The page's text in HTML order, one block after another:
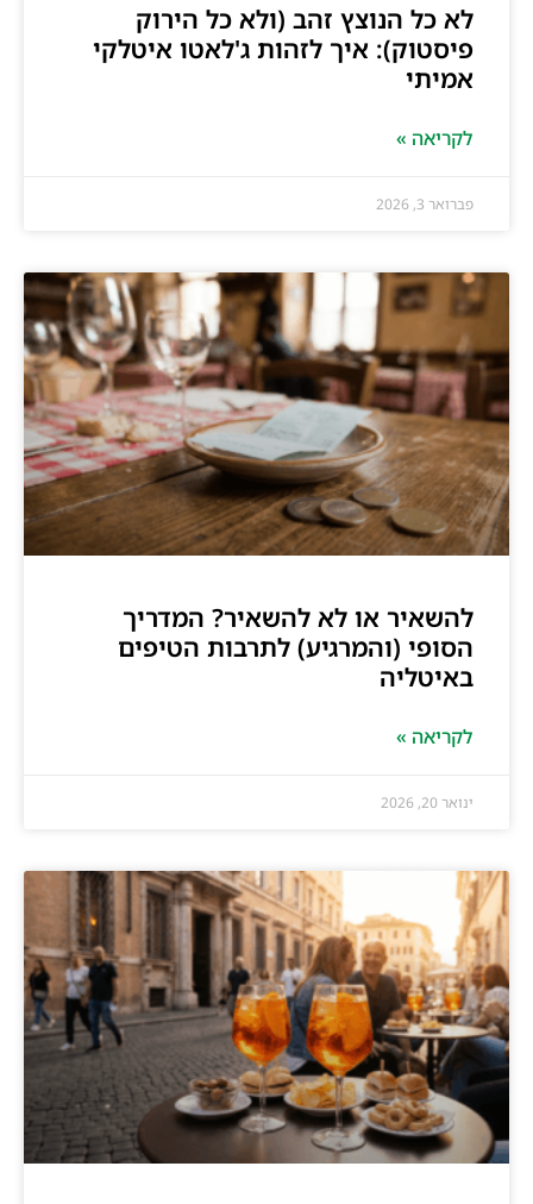
לא כל הנוצץ זהב (ולא כל הירוק
פיסטוק): איך לזהות ג'לאטו איטלקי
אמיתי
לקריאה »
פברואר 3, 2026
להשאיר או לא להשאיר? המדריך
הסופי (והמרגיע) לתרבות הטיפים
באיטליה
לקריאה »
ינואר 20, 2026